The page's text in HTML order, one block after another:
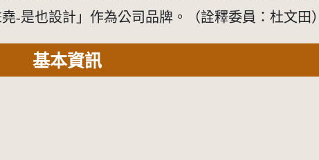
-是也設計」作為公司品牌。（詮釋委員：杜文田）
基本資訊